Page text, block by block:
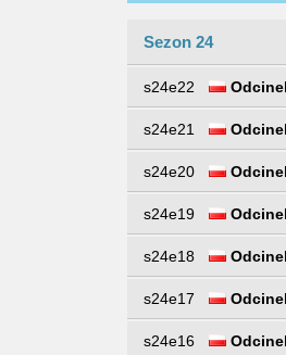
Sezon 24
s24e22
s24e21
s24e20
s24e19
s24e18
s24e17
s24e16